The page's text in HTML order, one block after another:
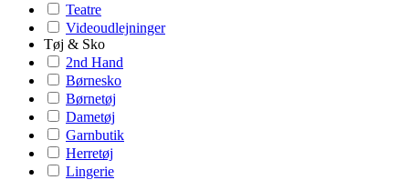
Teatre
Videoudlejninger
Tøj & Sko
2nd Hand
Børnesko
Børnetøj
Dametøj
Garnbutik
Herretøj
Lingerie